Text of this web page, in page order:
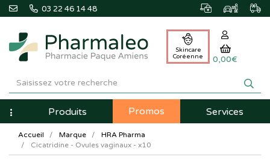
03 22 46 14 48
Pharmaleo
Pharmacie
Paque
Amiens
Skincare
Coréenne
0,00€
NavigationProduits Promos Services
Accueil Marque
HRA Pharma
Cicatridine - Ovules vaginaux - x10